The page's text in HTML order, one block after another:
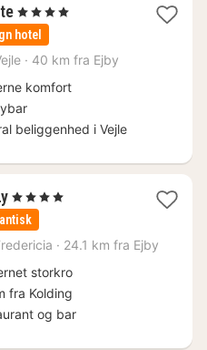
1
nat
fra
775
, 4 Stjerner
hotel
· 40 km fra Ejby
komfort
beliggenhed i Vejle
1
nat
fra
990
, 4 Stjerner
· 24.1 km fra Ejby
storkro
fra Kolding
og bar